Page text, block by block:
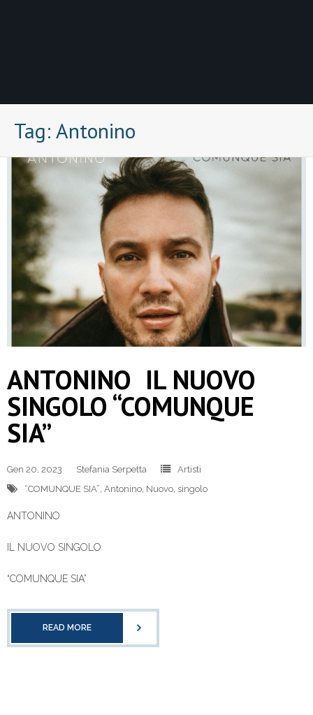
Tag: Antonino
ANTONINO IL NUOVO
SINGOLO “COMUNQUE
SIA”
Gen 20, 2023 Stefania Serpetta
Artisti
“COMUNQUE SIA”, Antonino, Nuovo, singolo
ANTONINO
IL NUOVO SINGOLO
“COMUNQUE SIA”
READ MORE